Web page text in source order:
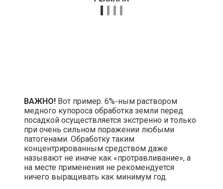
ВАЖНО! Вот пример. 6%-ным раствором
медного купороса обработка земли перед
посадкой осуществляется экстренно и только
при очень сильном поражении любыми
патогенами. Обработку таким
концентрированным средством даже
называют не иначе как «протравливание», а
на месте применения не рекомендуется
ничего выращивать как минимум год.